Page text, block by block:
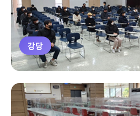
강당